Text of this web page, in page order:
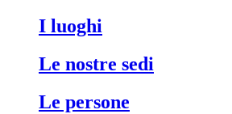
i luoghi
le nostre sedi
le persone